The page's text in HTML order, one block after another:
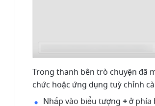
Trong thanh bên trò chuyện đã
chức hoặc ứng dụng tuỳ chỉnh
Nhấp vào biểu tượng + ở phía